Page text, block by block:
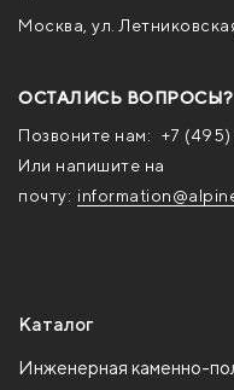
Москва, ул.
ОСТАЛИСЬ ВОПРОСЫ?
Позвоните нам:
+7
Или напишите на
почту:
Каталог
Инженерная каменно-